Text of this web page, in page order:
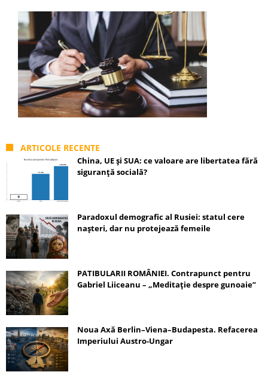
ARTICOLE RECENTE
China, UE și SUA: ce valoare are libertatea fără
siguranță socială?
Paradoxul demografic al Rusiei: statul cere
nașteri, dar nu protejează femeile
PATIBULARII ROMÂNIEI. Contrapunct pentru
Gabriel Liiceanu – „Meditație despre gunoaie”
Noua Axă Berlin–Viena–Budapesta. Refacerea
Imperiului Austro-Ungar